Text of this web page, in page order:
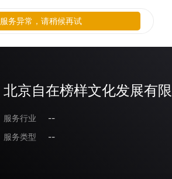
北京自在榜样文化发展有
服务行业
--
服务类型
--
服务异常，请稍候再试